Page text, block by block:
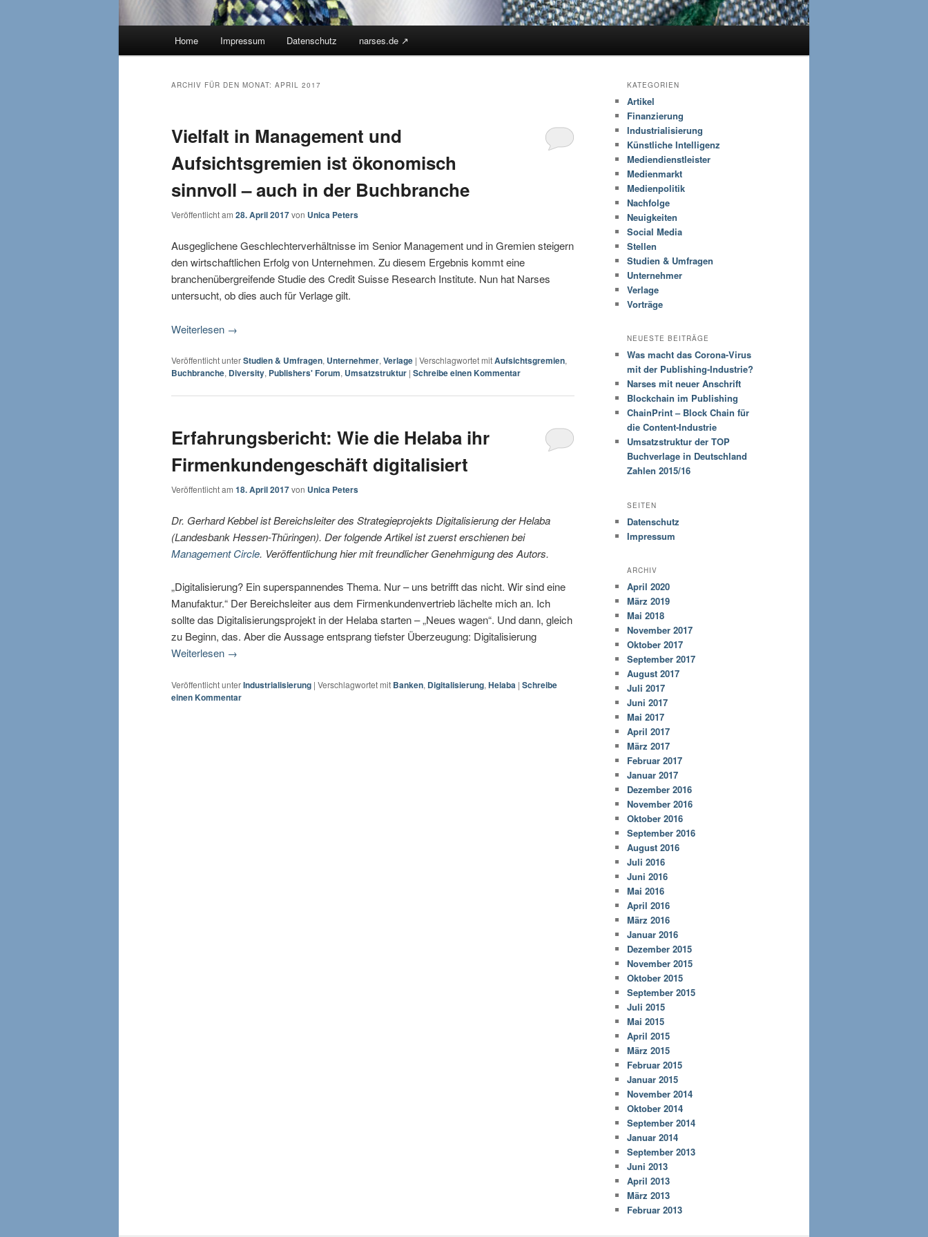
Home Impressum Datenschutz narses.de ↗︎
ARCHIV FÜR DEN MONAT: APRIL 2017
Vielfalt in Management und
Aufsichtsgremien ist ökonomisch
sinnvoll – auch in der Buchbranche
Veröffentlicht am 28. April 2017von Unica Peters
Ausgeglichene Geschlechterverhältnisse im Senior Management und in Gremien steigern
den wirtschaftlichen Erfolg von Unternehmen. Zu diesem Ergebnis kommt eine
branchenübergreifende Studie des Credit Suisse Research Institute. Nun hat Narses
untersucht, ob dies auch für Verlage gilt.
Weiterlesen →
Veröffentlicht unterStudien & Umfragen, Unternehmer, Verlage | Verschlagwortet mitAufsichtsgremien,
Buchbranche, Diversity, Publishers' Forum, Umsatzstruktur | Schreibe einen Kommentar
Erfahrungsbericht: Wie die Helaba ihr
Firmenkundengeschäft digitalisiert
Veröffentlicht am 18. April 2017von Unica Peters
Dr. Gerhard Kebbel ist Bereichsleiter des Strategieprojekts Digitalisierung der Helaba
(Landesbank Hessen-Thüringen). Der folgende Artikel ist zuerst erschienen bei
Management Circle. Veröffentlichung hier mit freundlicher Genehmigung des Autors.
„Digitalisierung? Ein superspannendes Thema. Nur – uns betrifft das nicht. Wir sind eine
Manufaktur.“ Der Bereichsleiter aus dem Firmenkundenvertrieb lächelte mich an. Ich
sollte das Digitalisierungsprojekt in der Helaba starten – „Neues wagen“. Und dann, gleich
zu Beginn, das. Aber die Aussage entsprang tiefster Überzeugung: Digitalisierung
Weiterlesen →
Veröffentlicht unterIndustrialisierung | Verschlagwortet mit Banken, Digitalisierung, Helaba | Schreibe
einen Kommentar
KATEGORIEN
Artikel
Finanzierung
Industrialisierung
Künstliche Intelligenz
Mediendienstleister
Medienmarkt
Medienpolitik
Nachfolge
Neuigkeiten
Social Media
Stellen
Studien & Umfragen
Unternehmer
Verlage
Vorträge
NEUESTE BEITRÄGE
Was macht das Corona-Virus
mit der Publishing-Industrie?
Narses mit neuer Anschrift
Blockchain im Publishing
ChainPrint – Block Chain für
die Content-Industrie
Umsatzstruktur der TOP
Buchverlage in Deutschland
Zahlen 2015/16
SEITEN
Datenschutz
Impressum
ARCHIV
April 2020
März 2019
Mai 2018
November 2017
Oktober 2017
September 2017
August 2017
Juli 2017
Juni 2017
Mai 2017
April 2017
März 2017
Februar 2017
Januar 2017
Dezember 2016
November 2016
Oktober 2016
September 2016
August 2016
Juli 2016
Juni 2016
Mai 2016
April 2016
März 2016
Januar 2016
Dezember 2015
November 2015
Oktober 2015
September 2015
Juli 2015
Mai 2015
April 2015
März 2015
Februar 2015
Januar 2015
November 2014
Oktober 2014
September 2014
Januar 2014
September 2013
Juni 2013
April 2013
März 2013
Februar 2013